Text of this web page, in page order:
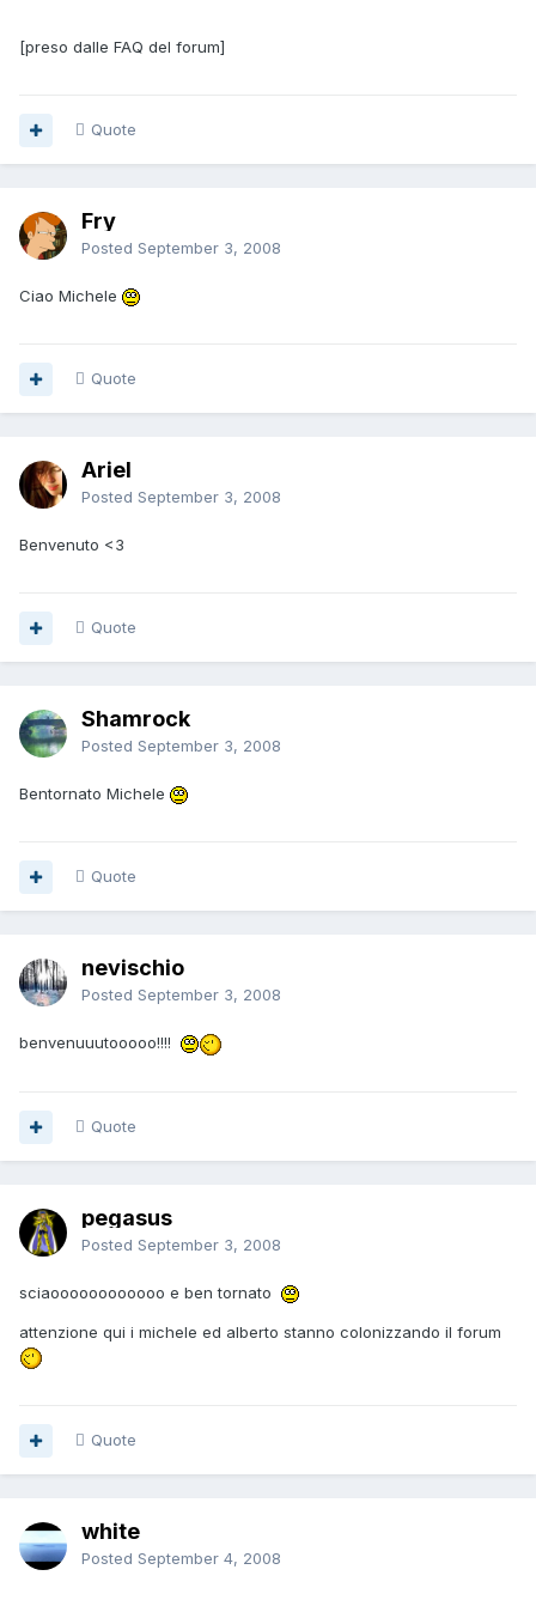
[preso dalle FAQ del forum]
Quote
Fry
Posted September 3, 2008
Ciao Michele
Quote
Ariel
Posted September 3, 2008
Benvenuto <3
Quote
Shamrock
Posted September 3, 2008
Bentornato Michele
Quote
nevischio
Posted September 3, 2008
benvenuuutooooo!!!!
Quote
pegasus
Posted September 3, 2008
sciaoooooooooooo e ben tornato
attenzione qui i michele ed alberto stanno colonizzando il forum
Quote
white
Posted September 4, 2008